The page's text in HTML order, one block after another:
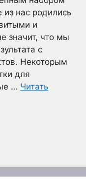
нас родились
и
значит, что мы
с
Некоторым
для
… Читать